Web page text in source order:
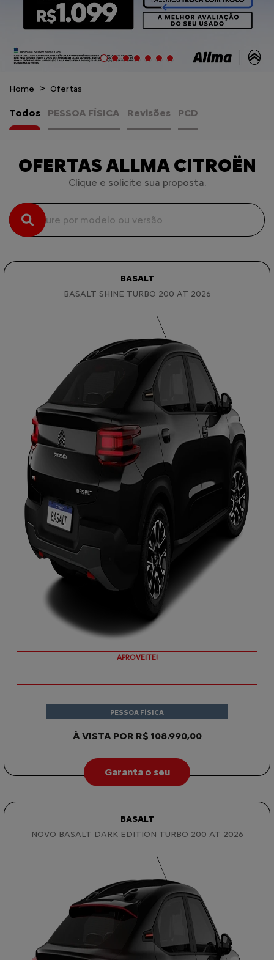
Home Ofertas
Todos PESSOA FÍSICA Revisões PCD
OFERTAS ALLMA CITROËN
Clique e solicite sua proposta.
BASALT
BASALT SHINE TURBO 200 AT 2026
COM SEU USADO NA TROCA
À VISTA POR R$ 108.990,00
PESSOA FÍSICA
Garanta o seu
BASALT
NOVO BASALT DARK EDITION TURBO 200 AT 2026